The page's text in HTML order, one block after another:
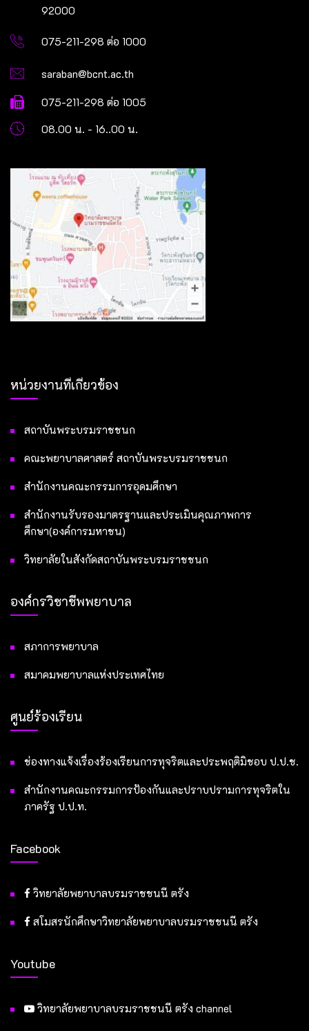
92000
075-211-298 ต่อ 1000
saraban@bcnt.ac.th
075-211-298 ต่อ 1005
08.00 น. - 16..00 น.
หน่วยงานที่เกี่ยวข้อง
สถาบันพระบรมราชชนก
คณะพยาบาลศาสตร์ สถาบันพระบรมราชชนก
สำนักงานคณะกรรมการอุดมศึกษา
สำนักงานรับรองมาตรฐานและประเมินคุณภาพการ
ศึกษา(องค์การมหาชน)
วิทยาลัยในสังกัดสถาบันพระบรมราชชนก
องค์กรวิชาชีพพยาบาล
สภาการพยาบาล
สมาคมพยาบาลแห่งประเทศไทย
ศูนย์ร้องเรียน
ช่องทางแจ้งเรื่องร้องเรียนการทุจริตและประพฤติมิชอบ ป.ป.ช.
สำนักงานคณะกรรมการป้องกันและปราบปรามการทุจริตใน
ภาครัฐ ป.ป.ท.
Facebook
วิทยาลัยพยาบาลบรมราชชนนี ตรัง
สโมสรนักศึกษาวิทยาลัยพยาบาลบรมราชชนนี ตรัง
Youtube
วิทยาลัยพยาบาลบรมราชชนนี ตรัง channel